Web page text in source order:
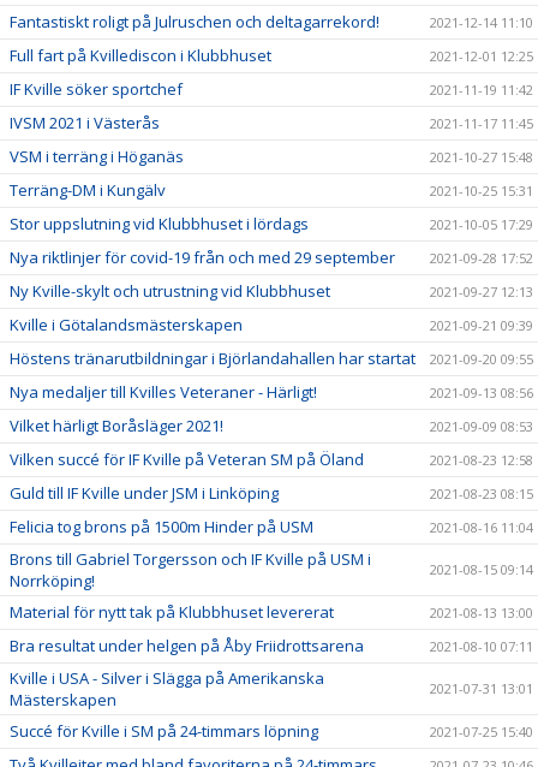
Fantastiskt roligt på Julruschen och deltagarrekord! 2021-12-14 11:10
Full fart på Kvillediscon i Klubbhuset 2021-12-01 12:25
IF Kville söker sportchef 2021-11-19 11:42
IVSM 2021 i Västerås 2021-11-17 11:45
VSM i terräng i Höganäs 2021-10-27 15:48
Terräng-DM i Kungälv 2021-10-25 15:31
Stor uppslutning vid Klubbhuset i lördags 2021-10-05 17:29
Nya riktlinjer för covid-19 från och med 29 september 2021-09-28 17:52
Ny Kville-skylt och utrustning vid Klubbhuset 2021-09-27 12:13
Kville i Götalandsmästerskapen 2021-09-21 09:39
Höstens tränarutbildningar i Björlandahallen har startat 2021-09-20 09:55
Nya medaljer till Kvilles Veteraner - Härligt! 2021-09-13 08:56
Vilket härligt Boråsläger 2021! 2021-09-09 08:53
Vilken succé för IF Kville på Veteran SM på Öland 2021-08-23 12:58
Guld till IF Kville under JSM i Linköping 2021-08-23 08:15
Felicia tog brons på 1500m Hinder på USM 2021-08-16 11:04
Brons till Gabriel Torgersson och IF Kville på USM i
Norrköping!
2021-08-15 09:14
Material för nytt tak på Klubbhuset levererat 2021-08-13 13:00
Bra resultat under helgen på Åby Friidrottsarena 2021-08-10 07:11
Kville i USA - Silver i Slägga på Amerikanska
Mästerskapen
2021-07-31 13:01
Succé för Kville i SM på 24-timmars löpning 2021-07-25 15:40